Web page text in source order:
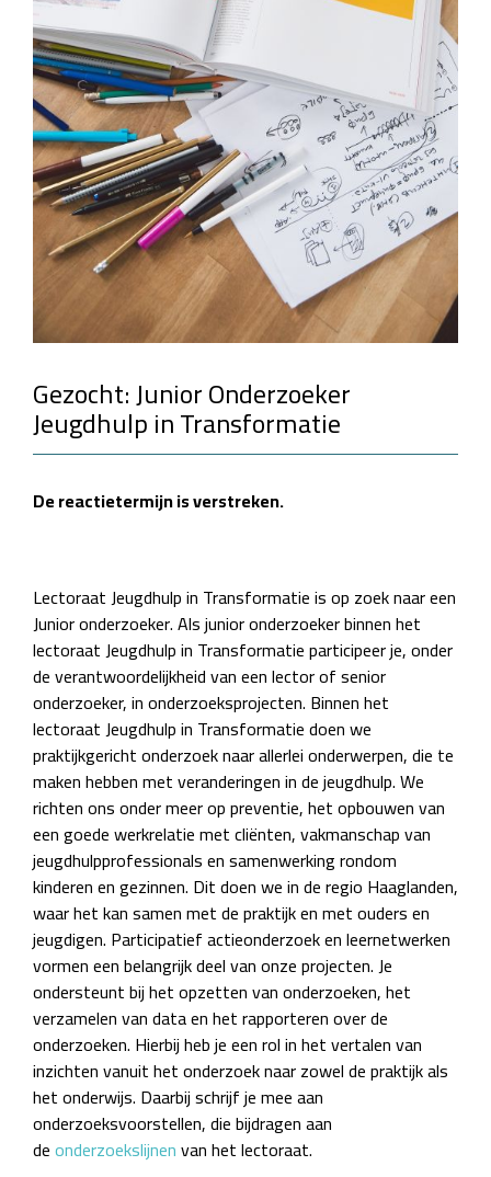
Gezocht: Junior Onderzoeker
Jeugdhulp in Transformatie
De reactietermijn is verstreken.
Lectoraat Jeugdhulp in Transformatie is op zoek naar een
Junior onderzoeker.Als junior onderzoeker binnen het
lectoraat Jeugdhulp in Transformatie participeer je, onder
de verantwoordelijkheid van een lector of senior
onderzoeker, in onderzoeksprojecten. Binnen het
lectoraat Jeugdhulp in Transformatie doen we
praktijkgericht onderzoek naar allerlei onderwerpen, die te
maken hebben met veranderingen in de jeugdhulp. We
richten ons onder meer op preventie, het opbouwen van
een goede werkrelatie met cliënten, vakmanschap van
jeugdhulpprofessionals en samenwerking rondom
kinderen en gezinnen. Dit doen we in de regio Haaglanden,
waar het kan samen met de praktijk en met ouders en
jeugdigen. Participatief actieonderzoek en leernetwerken
vormen een belangrijk deel van onze projecten. Je
ondersteunt bij het opzetten van onderzoeken, het
verzamelen van data en het rapporteren over de
onderzoeken. Hierbij heb je een rol in het vertalen van
inzichten vanuit het onderzoek naar zowel de praktijk als
het onderwijs. Daarbij schrijf je mee aan
onderzoeksvoorstellen, die bijdragen aan
deonderzoekslijnenvan het lectoraat.